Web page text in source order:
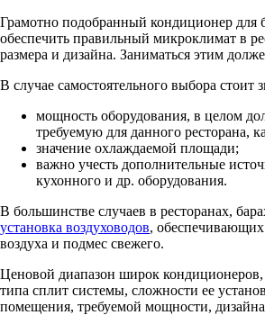
Грамотно подобранный кондиционер для
обеспечить правильный микроклимат в
размера и дизайна. Заниматься этим
В случае самостоятельного выбора стоит
мощность оборудования, в целом
требуемую для данного ресторана,
значение охлаждаемой площади;
важно учесть дополнительные
кухонного и др. оборудования.
В большинстве случаев в ресторанах,
установка воздуховодов,
воздуха и подмес свежего.
Ценовой диапазон широк кондиционеров,
типа сплит системы, сложности ее
помещения, требуемой мощности,